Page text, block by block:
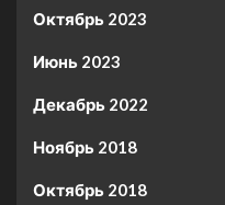
Октябрь 2023
Июнь 2023
Декабрь 2022
Ноябрь 2018
Октябрь 2018